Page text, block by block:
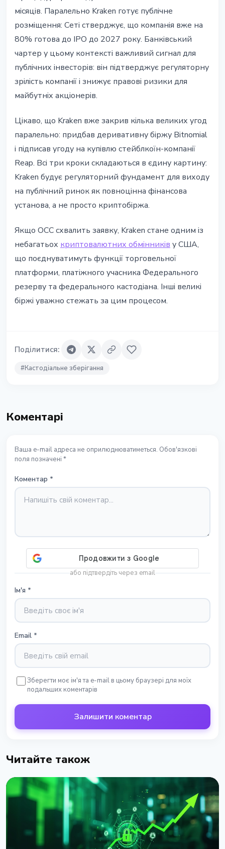
місяців. Паралельно Kraken готує публічне
розміщення: Сеті стверджує, що компанія вже на
80% готова до IPO до 2027 року. Банківський
чартер у цьому контексті важливий сигнал для
публічних інвесторів: він підтверджує регуляторну
зрілість компанії і знижує правові ризики для
майбутніх акціонерів.
Цікаво, що Kraken вже закрив кілька великих угод
паралельно: придбав деривативну біржу Bitnomial
і підписав угоду на купівлю стейблкоїн-компанії
Reap. Всі три кроки складаються в єдину картину:
Kraken будує регуляторний фундамент для виходу
на публічний ринок як повноцінна фінансова
установа, а не просто криптобіржа.
Якщо OCC схвалить заявку, Kraken стане одним із
небагатьох криптовалютних обмінників у США,
що поєднуватимуть функції торговельної
платформи, платіжного учасника Федерального
резерву та федерального кастодіана. Інші великі
біржі уважно стежать за цим процесом.
Поділитися:
#Кастодіальне зберігання
Коментарі
Ваша e-mail адреса не оприлюднюватиметься. Обов'язкові
поля позначені *
Коментар *
або підтвердіть через email
Ім'я *
Email *
Зберегти моє ім'я та e-mail в цьому браузері для моїх
подальших коментарів
Залишити коментар
Читайте також